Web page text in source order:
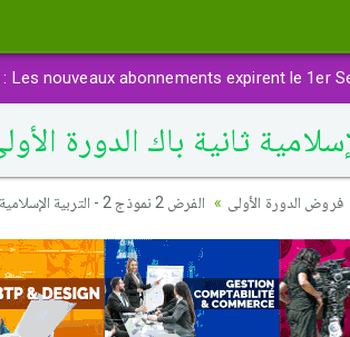
: Les nouveaux abonnements expirent le 1er
فروض الدورة الأولى الفرض 2 نموذج 2 - التربية الإسلامية ثانية باك الدورة الأولى